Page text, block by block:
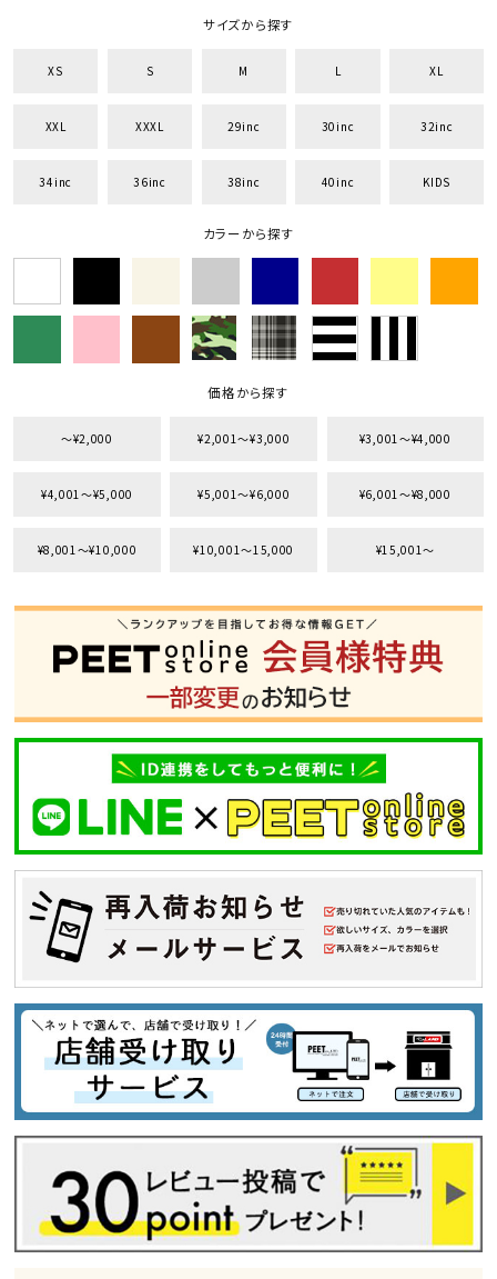
サイズから探す
XS S M L XL
XXL XXXL 29inc 30inc 32inc
34inc 36inc 38inc 40inc KIDS
カラーから探す
価格から探す
〜¥2,000 ¥2,001〜¥3,000 ¥3,001〜¥4,000
¥4,001〜¥5,000 ¥5,001〜¥6,000 ¥6,001〜¥8,000
¥8,001〜¥10,000 ¥10,001〜15,000 ¥15,001〜